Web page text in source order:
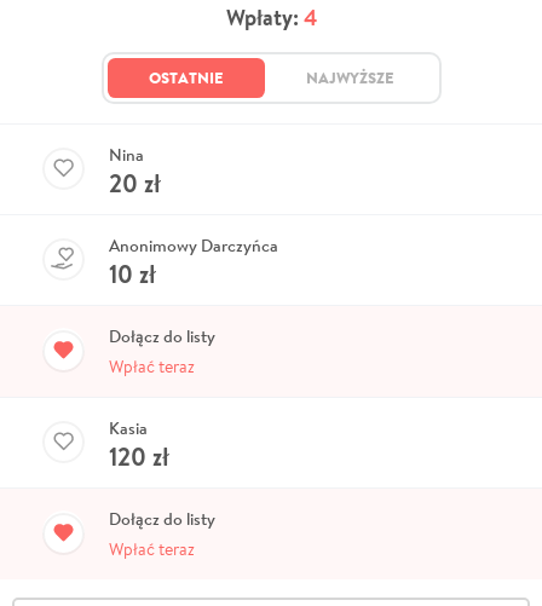
Wpłaty: 4
OSTATNIE NAJWYŻSZE
Nina
20 zł
Anonimowy Darczyńca
10 zł
Dołącz do listy
Wpłać teraz
Kasia
120 zł
Dołącz do listy
Wpłać teraz